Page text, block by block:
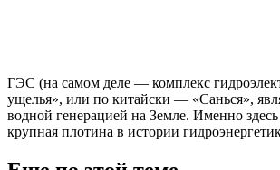
ГЭС (на самом деле — комплекс
ущелья», или по китайски — «Санься»,
водной генерацией на Земле. Именно здесь
крупная плотина в истории